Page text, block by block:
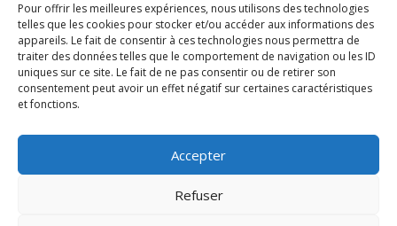
Pour offrir les meilleures expériences, nous utilisons des technologies
telles que les cookies pour stocker et/ou accéder aux informations des
appareils. Le fait de consentir à ces technologies nous permettra de
traiter des données telles que le comportement de navigation ou les ID
uniques sur ce site. Le fait de ne pas consentir ou de retirer son
consentement peut avoir un effet négatif sur certaines caractéristiques
et fonctions.
Accepter
Refuser
Design deElegant Themes| Propulsé
WordPress
English